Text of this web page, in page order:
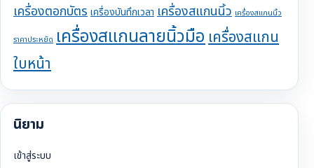
เครื่องตอกบัตร เครื่องบันทึกเวลา เครื่องสแกนนิ้ว เครื่องสแกนนิ้ว
ราคาประหยัด เครื่องสแกนลายนิ้วมือเครื่องสแกน
ใบหน้า
นิยาม
เข้าสู่ระบบ